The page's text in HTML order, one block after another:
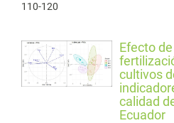
110-120
Efecto
cultivos
calidad
Ecuador